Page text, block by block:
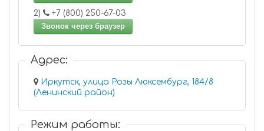
2)
+7 (800) 250-67-03
Звонок через браузер
Адрес:
Иркутск, улица Розы Люксембург, 184/8
(Ленинский район)
Режим работы: